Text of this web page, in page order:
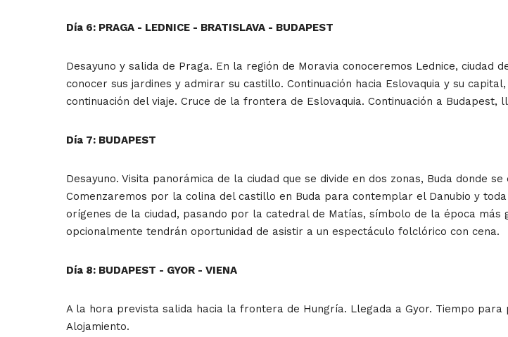
Día 6: PRAGA - LEDNICE - BRATISLAVA - BUDAPEST
Desayuno y salida de Praga. En la región de Moravia conoceremos Lednice, ciudad
conocer sus jardines y admirar su castillo. Continuación hacia Eslovaquia y su
continuación del viaje. Cruce de la frontera de Eslovaquia. Continuación a
Día 7: BUDAPEST
Desayuno. Visita panorámica de la ciudad que se divide en dos zonas, Buda donde
Comenzaremos por la colina del castillo en Buda para contemplar el Danubio y
orígenes de la ciudad, pasando por la catedral de Matías, símbolo de la época
opcionalmente tendrán oportunidad de asistir a un espectáculo folclórico con cena.
Día 8: BUDAPEST - GYOR - VIENA
A la hora prevista salida hacia la frontera de Hungría. Llegada a Gyor. Tiempo
Alojamiento.